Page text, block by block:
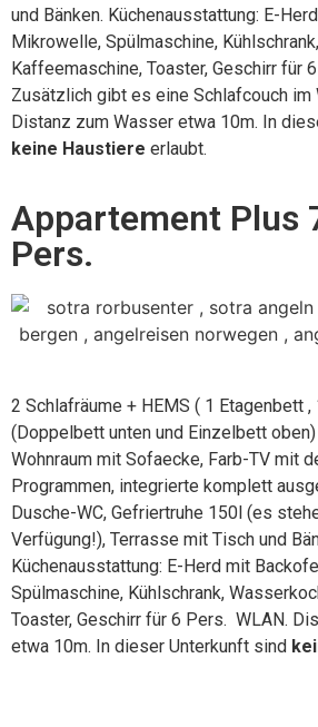
und Bänken. Küchenausstattung: E-
Mikrowelle, Spülmaschine,
Kaffeemaschine, Toaster, Geschirr für
Zusätzlich gibt es eine Schlafcouch im
Distanz zum Wasser etwa 10m. In
keine Haustiere erlaubt.
Appartement Plus
Pers.
2 Schlafräume + HEMS ( 1 Etagenbett
(Doppelbett unten und Einzelbett
Wohnraum mit Sofaecke, Farb-TV mit
Programmen, integrierte komplett
Dusche-WC, Gefriertruhe 150l (es
Verfügung!), Terrasse mit Tisch und
Küchenausstattung: E-Herd mit
Spülmaschine, Kühlschrank,
Toaster, Geschirr für 6 Pers. WLAN.
etwa 10m. In dieser Unterkunft sind k